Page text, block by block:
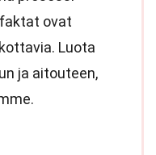
ovat
Luota
ja aitouteen,